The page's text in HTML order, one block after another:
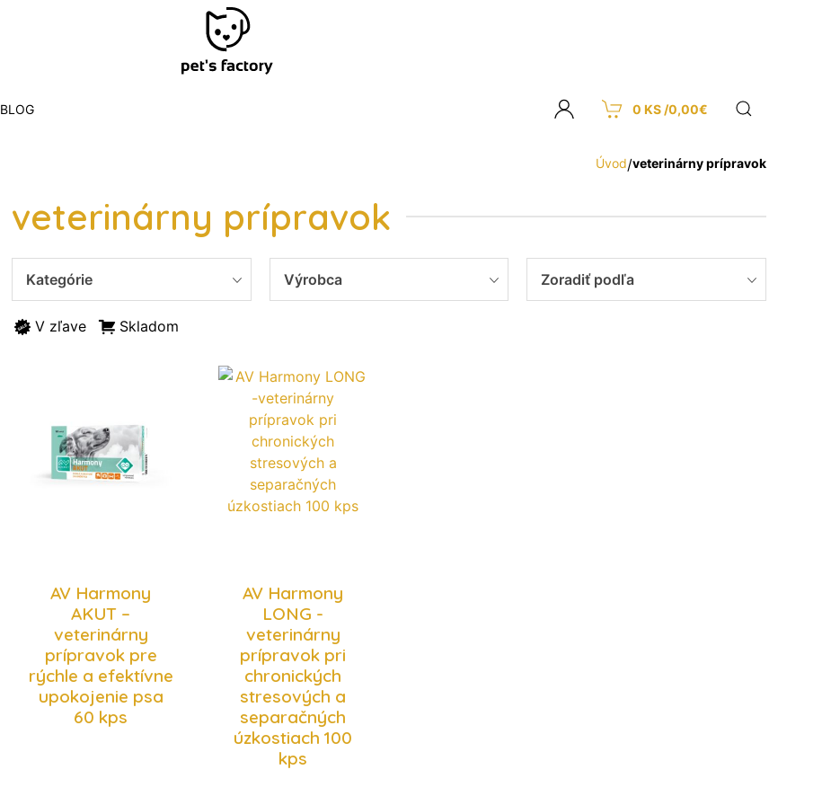
BLOG 0 KS /0,00€
Úvod/veterinárny prípravok
veterinárny prípravok
Kategórie Výrobca Zoradiť podľa
V zľave Skladom
AV Harmony
AKUT –
veterinárny
prípravok pre
rýchle a efektívne
upokojenie psa
60 kps
AV Harmony
LONG -
veterinárny
prípravok pri
chronických
stresových a
separačných
úzkostiach 100
kps